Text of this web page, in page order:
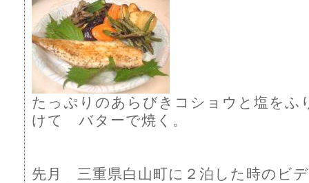
たっぷりのあらびきコショウと塩をふ
けて バターで焼く。
先月 三重県白山町に２泊した時のビ